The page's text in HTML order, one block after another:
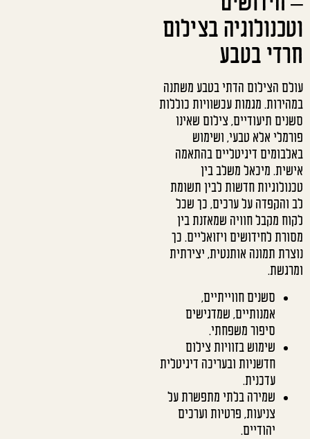
וטכנולוגיה בצילום
חרדי בטבע
עולם הצילום הדתי בטבע משתנה
במהירות. מגמות עכשוויות כוללות
סשנים תיעודיים, צילום שאינו
פורמלי אלא טבעי, ושימוש
באלבומים דיגיטליים בהתאמה
אישית. מיכאל משלב בין
טכנולוגיות חדשות לבין תשומת
לב והקפדה על ערכים, כך שכל
לקוח מקבל חוויה שמאזנת בין
מסורת לחידושים ויזואליים. כך
נוצרת תמונה אותנטית, יצירתית
ומרגשת.
סשנים חווייתיים,
אמנותיים, שמדגישים
סיפור משפחתי.
שימוש בזוויות צילום
חדשניות ובעריכה דיגיטלית
עדכנית.
שמירה בלתי מתפשרת על
צניעות, פרטיות וערכים
יהודיים.